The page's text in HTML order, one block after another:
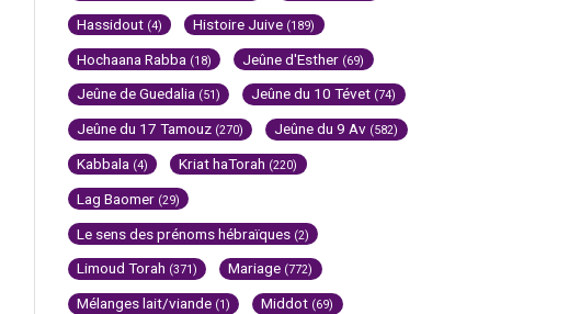
Hassidout (4) Histoire Juive (189)
Hochaana Rabba (18) Jeûne d'Esther (69)
Jeûne de Guedalia (51) Jeûne du 10 Tévet (74)
Jeûne du 17 Tamouz (270) Jeûne du 9 Av (582)
Kabbala (4) Kriat haTorah (220)
Lag Baomer (29)
Le sens des prénoms hébraïques (2)
Limoud Torah (371) Mariage (772)
Mélanges lait/viande (1) Middot (69)